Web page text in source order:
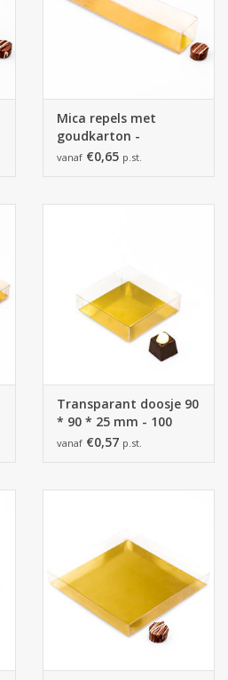
Mica repels met
goudkarton -
270*45*45 mm - 100
vanaf €0,65 p.st.
Transparant doosje 90
* 90 * 25 mm - 100
stuks
vanaf €0,57 p.st.